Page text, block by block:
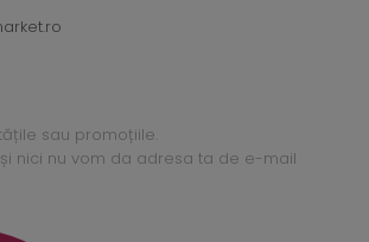
sau promoțiile.
nici nu vom da adresa ta de e-mail